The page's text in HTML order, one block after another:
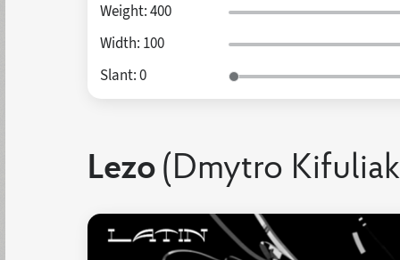
Weight:400
Width: 100
Slant:0
Lezo (Dmytro